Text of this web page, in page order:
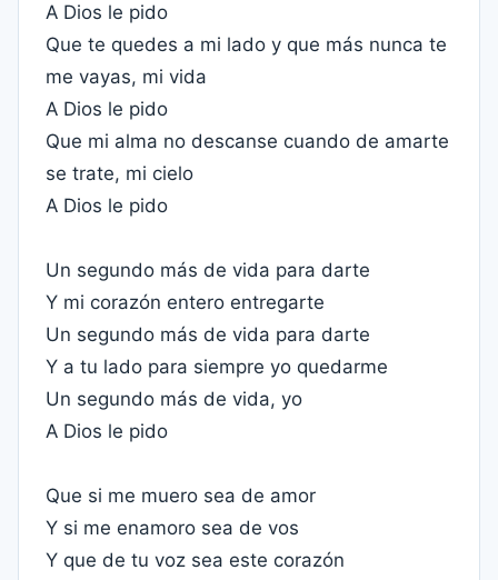
A Dios le pido
Que te quedes a mi lado y que más nunca te
me vayas, mi vida
A Dios le pido
Que mi alma no descanse cuando de amarte
se trate, mi cielo
A Dios le pido
Un segundo más de vida para darte
Y mi corazón entero entregarte
Un segundo más de vida para darte
Y a tu lado para siempre yo quedarme
Un segundo más de vida, yo
A Dios le pido
Que si me muero sea de amor
Y si me enamoro sea de vos
Y que de tu voz sea este corazón